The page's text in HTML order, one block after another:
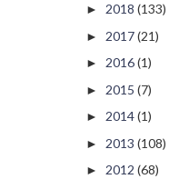
► 2018 (133)
► 2017(21)
► 2016(1)
► 2015 (7)
► 2014(1)
► 2013 (108)
► 2012 (68)